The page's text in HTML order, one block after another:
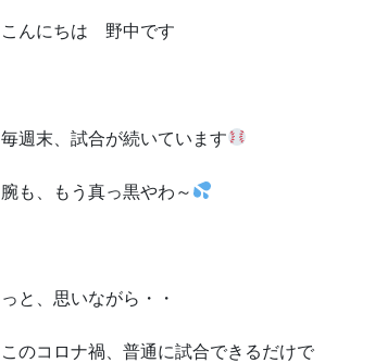
こんにちは 野中です
毎週末、試合が続いています
腕も、もう真っ黒やわ～
っと、思いながら・・
このコロナ禍、普通に試合できるだけで